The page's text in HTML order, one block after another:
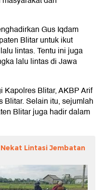
Gus Iqdam
Blitar untuk ikut
lintas. Tentu ini juga
lalu lintas di Jawa
Blitar, AKBP Arif
Blitar. Selain itu, sejumlah
Blitar juga hadir dalam
Lintasi Jembatan